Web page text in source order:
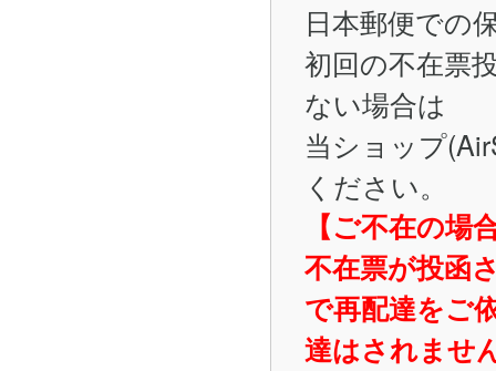
日本郵便での
初回の不在票
ない場合は
当ショップ
ください。
【ご不在の場
不在票が投函
で再配達をご
達はされませ